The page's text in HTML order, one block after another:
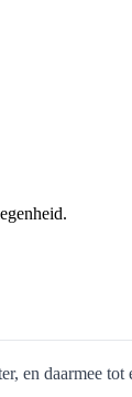
en daarmee